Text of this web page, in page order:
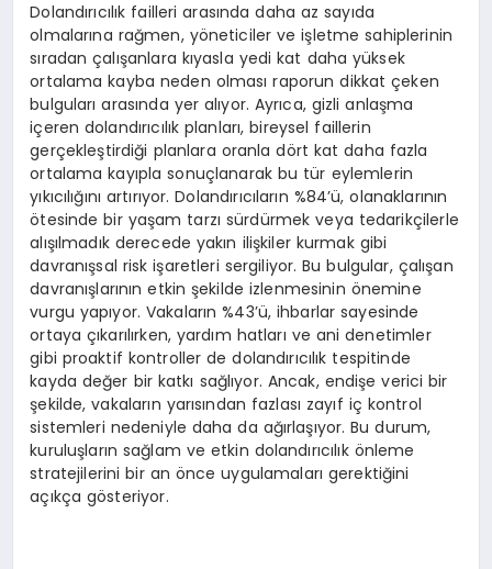
Dolandırıcılık failleri arasında daha az sayıda
olmalarına rağmen, yöneticiler ve işletme sahiplerinin
sıradan çalışanlara kıyasla yedi kat daha yüksek
ortalama kayba neden olması raporun dikkat çeken
bulguları arasında yer alıyor. Ayrıca, gizli anlaşma
içeren dolandırıcılık planları, bireysel faillerin
gerçekleştirdiği planlara oranla dört kat daha fazla
ortalama kayıpla sonuçlanarak bu tür eylemlerin
yıkıcılığını artırıyor. Dolandırıcıların %84’ü, olanaklarının
ötesinde bir yaşam tarzı sürdürmek veya tedarikçilerle
alışılmadık derecede yakın ilişkiler kurmak gibi
davranışsal risk işaretleri sergiliyor. Bu bulgular, çalışan
davranışlarının etkin şekilde izlenmesinin önemine
vurgu yapıyor. Vakaların %43’ü, ihbarlar sayesinde
ortaya çıkarılırken, yardım hatları ve ani denetimler
gibi proaktif kontroller de dolandırıcılık tespitinde
kayda değer bir katkı sağlıyor. Ancak, endişe verici bir
şekilde, vakaların yarısından fazlası zayıf iç kontrol
sistemleri nedeniyle daha da ağırlaşıyor. Bu durum,
kuruluşların sağlam ve etkin dolandırıcılık önleme
stratejilerini bir an önce uygulamaları gerektiğini
açıkça gösteriyor.